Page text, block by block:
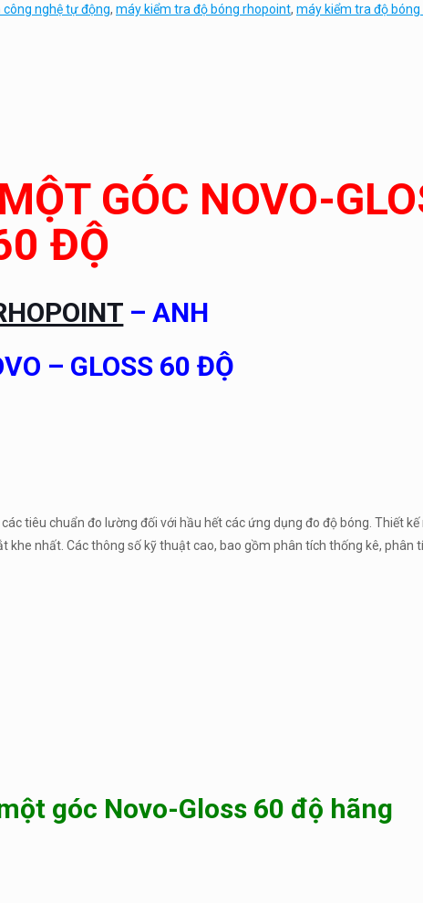
nghệ tự động, máy kiểm tra độ bóng rhopoint, máy kiểm tra độ bóng
GÓC NOVO-
ĐỘ
– ANH
– GLOSS 60 ĐỘ
tiêu chuẩn đo lường đối với hầu hết các ứng dụng đo độ bóng. Thiết kế
nhất. Các thông số kỹ thuật cao, bao gồm phân tích thống kê, phân
góc Novo-Gloss 60 độ hãng